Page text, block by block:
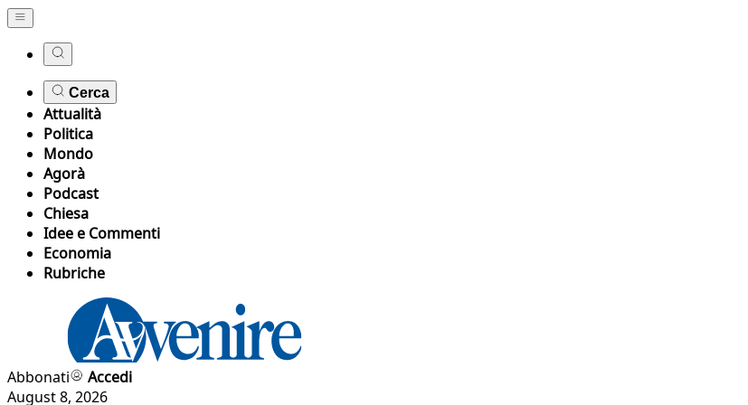
Cerca
Attualità
Politica
Mondo
Agorà
Podcast
Chiesa
Idee e Commenti
Economia
Rubriche
Abbonati
Accedi
August 8, 2026